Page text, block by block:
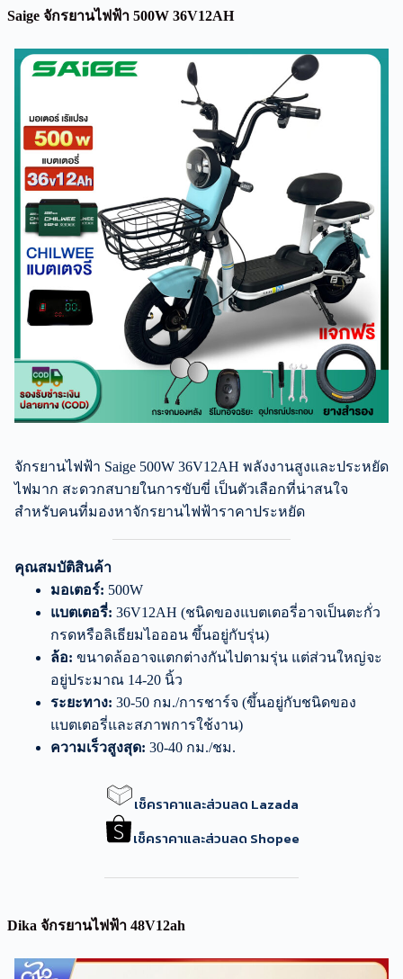
Saige จักรยานไฟฟ้า 500W 36V12AH
จักรยานไฟฟ้า Saige 500W 36V12AH พลังงานสูงและประหยัด
ไฟมาก สะดวกสบายในการขับขี่ เป็นตัวเลือกที่น่าสนใจ
สำหรับคนที่มองหาจักรยานไฟฟ้าราคาประหยัด
คุณสมบัติสินค้า
มอเตอร์: 500W
แบตเตอรี่: 36V12AH (ชนิดของแบตเตอรี่อาจเป็นตะกั่ว
กรดหรือลิเธียมไอออน ขึ้นอยู่กับรุ่น)
ล้อ: ขนาดล้ออาจแตกต่างกันไปตามรุ่น แต่ส่วนใหญ่จะ
อยู่ประมาณ 14-20 นิ้ว
ระยะทาง: 30-50 กม./การชาร์จ (ขึ้นอยู่กับชนิดของ
แบตเตอรี่และสภาพการใช้งาน)
ความเร็วสูงสุด: 30-40 กม./ชม.
เช็คราคาและส่วนลด Lazada
เช็คราคาและส่วนลด Shopee
Dika จักรยานไฟฟ้า 48V12ah